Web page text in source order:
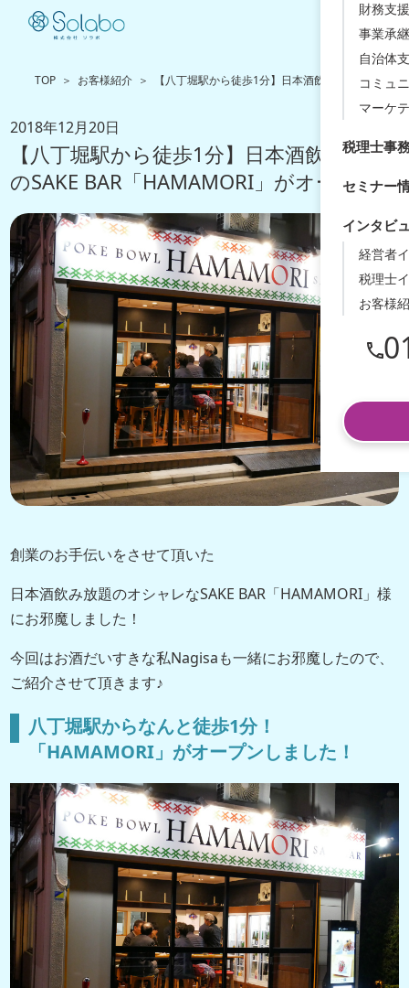
財務支
事業承
自治体
コミュ
マーケ
税理士事
セミナー
インタビ
経営者
税理士
お客様
TOP お客様紹介 【八丁堀駅から徒歩1分】日本酒飲み放題のSAKE
2018年12月20日
【八丁堀駅から徒歩1分】日本酒飲み放題
のSAKE BAR「HAMAMORI」がオープン！
創業のお手伝いをさせて頂いた
日本酒飲み放題のオシャレなSAKE BAR「HAMAMORI」様
にお邪魔しました！
今回はお酒だいすきな私Nagisaも一緒にお邪魔したので、
ご紹介させて頂きます♪
八丁堀駅からなんと徒歩1分！
「HAMAMORI」がオープンしました！